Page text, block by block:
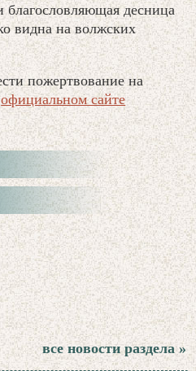
благословляющая десница
видна на волжских
пожертвование на
официальном сайте
все новости раздела »